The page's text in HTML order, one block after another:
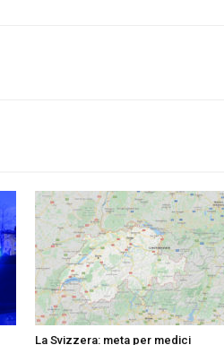
La Svizzera: meta per medici